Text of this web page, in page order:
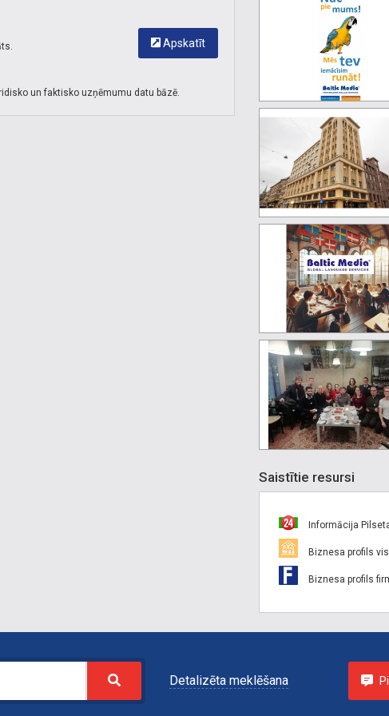
Apskatīt
un faktisko uzņēmumu datu bāzē.
Saistītie resursi
Informācija
Biznesa profils
Biznesa profils
Detalizēta meklēšana